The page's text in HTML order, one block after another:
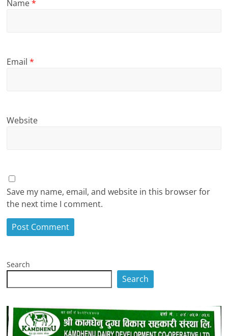
Name*
Email*
Website
Save my name, email, and website in this browser for
the next time I comment.
Search
Search